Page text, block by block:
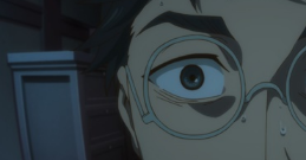
配信・Vtuber
最新記事一覧
アニメ記事一覧